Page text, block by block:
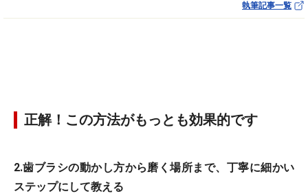
執筆記事一覧
正解！この方法がもっとも効果的です
2.歯ブラシの動かし方から磨く場所まで、丁寧に細かい
ステップにして教える